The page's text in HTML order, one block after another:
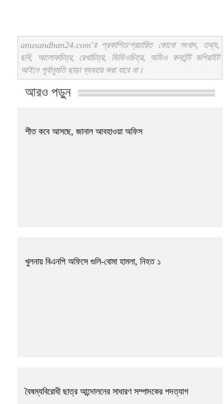
anusandhan24.com'র প্রকাশিত/প্রচারিত কোনো সংবাদ, তথ্য,
ছবি, আলোকচিত্র, রেখাচিত্র, ভিডিওচিত্র, অডিও কনটেন্ট কপিরাইট
আইনে পূর্বানুমতি ছাড়া ব্যবহার করা যাবে না।
আরও পড়ুন
শীত কবে আসছে, জানাল আবহাওয়া অফিস
খুলনায় বিএনপি অফিসে গুলি-বোমা হামলা, নিহত ১
বৈষম্যবিরোধী ছাত্র আন্দোলনের সাধারণ সম্পাদকের পদত্যাগ